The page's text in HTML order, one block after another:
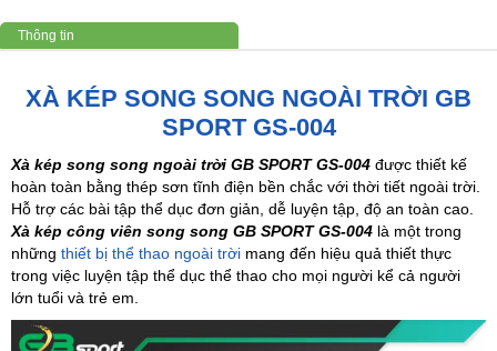
Thông tin
XÀ KÉP SONG SONG NGOÀI TRỜI GB
SPORT GS-004
Xà kép song song ngoài trời GB SPORT GS-004 được thiết kế
hoàn toàn bằng thép sơn tĩnh điện bền chắc với thời tiết ngoài trời.
Hỗ trợ các bài tập thể dục đơn giản, dễ luyện tập, độ an toàn cao.
Xà kép công viên song song GB SPORT GS-004 là một trong
những thiết bị thể thao ngoài trời mang đến hiệu quả thiết thực
trong việc luyện tập thể dục thể thao cho mọi người kể cả người
lớn tuổi và trẻ em.